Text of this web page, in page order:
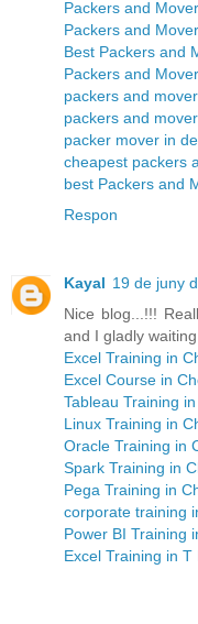
Packers and
Packers and
Best Packers and
Packers and
packers and
packers and
packer mover in
cheapest packers
best Packers and
Respon
Kayal 19 de juny
Nice blog...!!!
and I gladly
Excel Training in
Excel Course in
Tableau Training
Linux Training in
Oracle Training in
Spark Training in
Pega Training in
corporate training
Power BI Training
Excel Training in T